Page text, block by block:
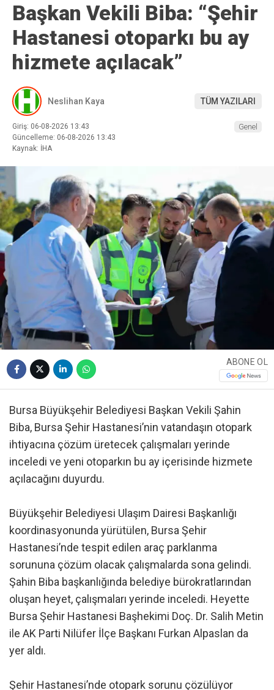
Başkan Vekili Biba: “Şehir
Hastanesi otoparkı bu ay
hizmete açılacak”
Neslihan Kaya TÜM YAZILARI
Giriş: 06-08-2026 13:43
Güncelleme: 06-08-2026 13:43
Kaynak: İHA
Genel
ABONE OL
Bursa Büyükşehir Belediyesi Başkan Vekili Şahin
Biba, Bursa Şehir Hastanesi’nin vatandaşın otopark
ihtiyacına çözüm üretecek çalışmaları yerinde
inceledi ve yeni otoparkın bu ay içerisinde hizmete
açılacağını duyurdu.
Büyükşehir Belediyesi Ulaşım Dairesi Başkanlığı
koordinasyonunda yürütülen, Bursa Şehir
Hastanesi’nde tespit edilen araç parklanma
sorununa çözüm olacak çalışmalarda sona gelindi.
Şahin Biba başkanlığında belediye bürokratlarından
oluşan heyet, çalışmaları yerinde inceledi. Heyette
Bursa Şehir Hastanesi Başhekimi Doç. Dr. Salih Metin
ile AK Parti Nilüfer İlçe Başkanı Furkan Alpaslan da
yer aldı.
Şehir Hastanesi’nde otopark sorunu çözülüyor